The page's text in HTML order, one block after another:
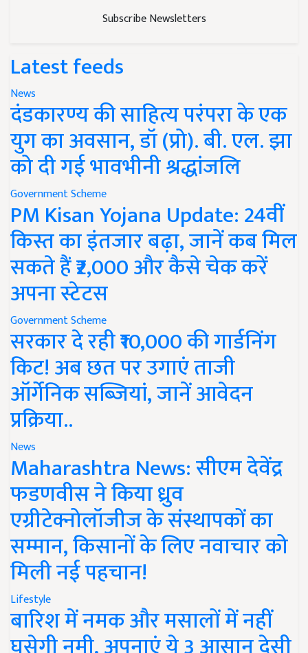
Subscribe Newsletters
Latest feeds
News
दंडकारण्य की साहित्य परंपरा के एक
युग का अवसान, डॉ (प्रो). बी. एल. झा
को दी गई भावभीनी श्रद्धांजलि
Government Scheme
PM Kisan Yojana Update: 24वीं
किस्त का इंतजार बढ़ा, जानें कब मिल
सकते हैं ₹2,000 और कैसे चेक करें
अपना स्टेटस
Government Scheme
सरकार दे रही ₹10,000 की गार्डनिंग
किट! अब छत पर उगाएं ताजी
ऑर्गेनिक सब्जियां, जानें आवेदन
प्रक्रिया..
News
Maharashtra News: सीएम देवेंद्र
फडणवीस ने किया ध्रुव
एग्रीटेक्नोलॉजीज के संस्थापकों का
सम्मान, किसानों के लिए नवाचार को
मिली नई पहचान!
Lifestyle
बारिश में नमक और मसालों में नहीं